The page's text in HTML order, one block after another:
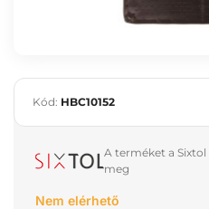
Kód: HBC10152
A terméket a
meg
Nem elérhető